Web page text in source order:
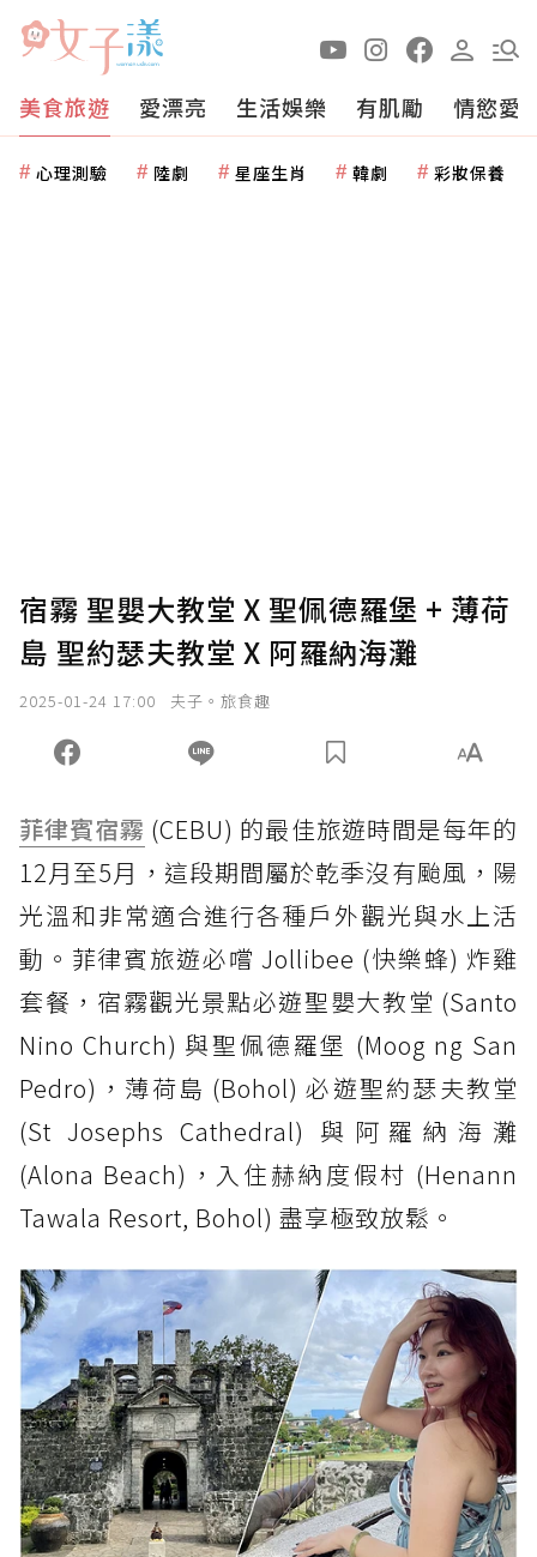
美食旅遊 愛漂亮 生活娛樂 有肌勵 情慾愛
心理測驗 陸劇 星座生肖 韓劇 彩妝保養
宿霧 聖嬰大教堂 X 聖佩德羅堡 + 薄荷
島 聖約瑟夫教堂 X 阿羅納海灘
2025-01-24 17:00 夫子。旅食趣
菲律賓宿霧 (CEBU) 的最佳旅遊時間是每年的
12月至5月，這段期間屬於乾季沒有颱風，陽
光溫和非常適合進行各種戶外觀光與水上活
動。菲律賓旅遊必嚐 Jollibee (快樂蜂) 炸雞
套餐，宿霧觀光景點必遊聖嬰大教堂 (Santo
Nino Church) 與聖佩德羅堡 (Moog ng San
Pedro)，薄荷島 (Bohol) 必遊聖約瑟夫教堂
(St Josephs Cathedral) 與阿羅納海灘
(Alona Beach)，入住赫納度假村 (Henann
Tawala Resort, Bohol) 盡享極致放鬆。